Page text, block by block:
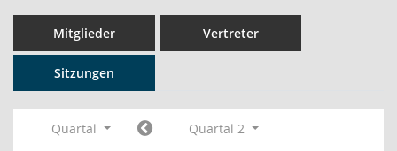
Mitglieder Vertreter
Sitzungen
Quartal
Quartal 2